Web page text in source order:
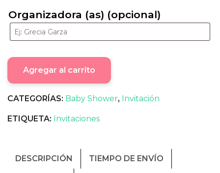
Organizadora (as) (opcional)
Agregar al carrito
CATEGORÍAS: Baby Shower, Invitación
ETIQUETA: Invitaciones
DESCRIPCIÓN TIEMPO DE ENVÍO